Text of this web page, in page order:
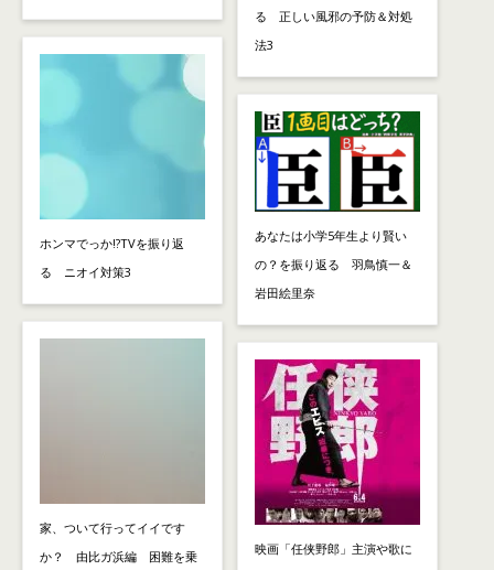
ホンマでっか!?TVを振り返
る ニオイ対策3
家、ついて行ってイイです
か？ 由比ガ浜編 困難を乗
る 正しい風邪の予防＆対処
法3
あなたは小学5年生より賢い
の？を振り返る 羽鳥慎一＆
岩田絵里奈
映画「任侠野郎」主演や歌に